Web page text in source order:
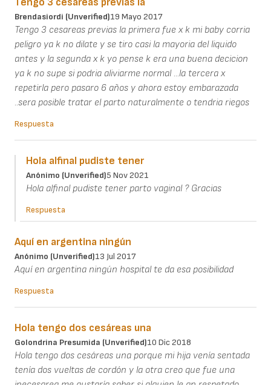
Brendasiordi (unverified)19 Mayo 2017
Tengo 3 cesareas previas la primera fue x k mi baby corria
peligro ya k no dilate y se tiro casi la mayoria del liquido
antes y la segunda x k yo pense k era una buena decicion
ya k no supe si podria aliviarme normal ...la tercera x
repetirla pero pasaro 6 años y ahora estoy embarazada
..sera posible tratar el parto naturalmente o tendria riegos
Respuesta
Hola alfinal pudiste tener
Anónimo (unverified)5 Nov 2021
Hola alfinal pudiste tener parto vaginal ? Gracias
Respuesta
Aquí en argentina ningún
Anónimo (unverified)13 Jul 2017
Aquí en argentina ningún hospital te da esa posibilidad
Respuesta
Hola tengo dos cesáreas una
Golondrina Presumida (unverified)10 Dic 2018
Hola tengo dos cesáreas una porque mi hija venía sentada
tenía dos vueltas de cordón y la otra creo que fue una